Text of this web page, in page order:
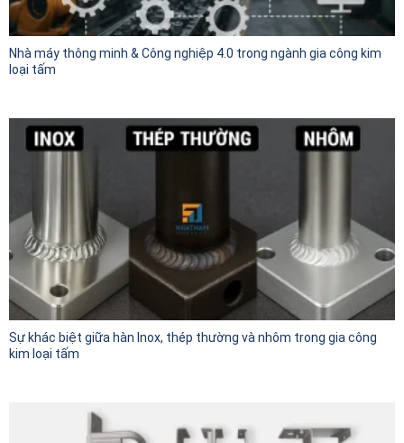
Nhà máy thông minh & Công nghiệp 4.0 trong ngành gia công kim
loại tấm
Sự khác biệt giữa hàn Inox, thép thường và nhôm trong gia công
kim loại tấm